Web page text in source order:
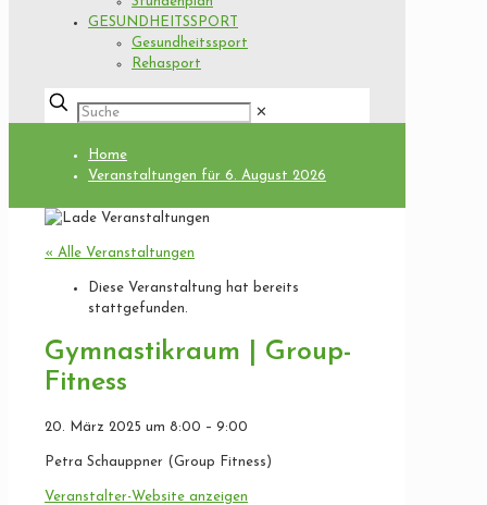
GESUNDHEITSSPORT
Gesundheitssport
Rehasport
✕
Home
Veranstaltungen für 6. August 2026
« Alle Veranstaltungen
Diese Veranstaltung hat bereits
stattgefunden.
Gymnastikraum | Group-
Fitness
20. März 2025 um 8:00 – 9:00
Petra Schauppner (Group Fitness)
Veranstalter-Website anzeigen